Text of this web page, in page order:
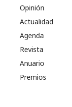
Opinión
Actualidad
Agenda
Revista
Anuario
Premios